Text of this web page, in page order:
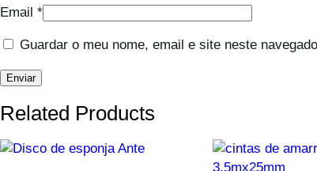
Email *
Guardar o meu nome, email e site neste
Related Products